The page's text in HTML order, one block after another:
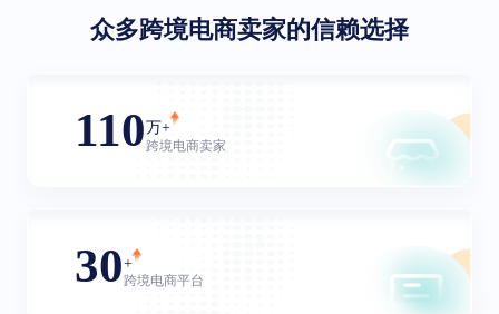
众多跨境电商卖家的信赖选择
110万+
跨境电商卖家
30+
跨境电商平台